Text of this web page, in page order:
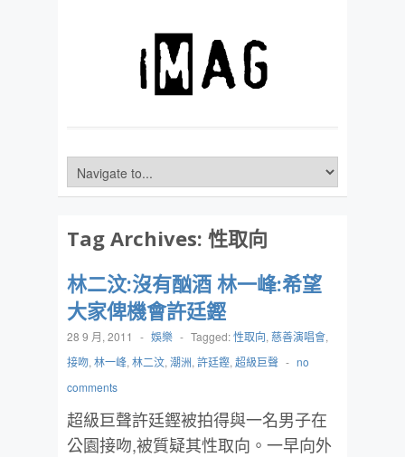
Tag Archives: 性取向
林二汶:沒有酗酒 林一峰:希望
大家俾機會許廷鏗
28 9 月, 2011 - 娛樂 - Tagged:性取向, 慈善演唱會,
接吻, 林一峰, 林二汶, 潮洲, 許廷鏗, 超級巨聲 - no
comments
超級巨聲許廷鏗被拍得與一名男子在
公園接吻,被質疑其性取向。一早向外